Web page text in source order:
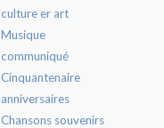
culture er art
Musique
communiqué
Cinquantenaire
anniversaires
Chansons souvenirs